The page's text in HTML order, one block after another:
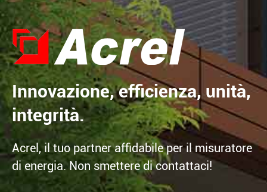
Innovazione, efficienza, unità,
integrità.
Acrel, il tuo partner affidabile per il misuratore
di energia. Non smettere di contattaci!